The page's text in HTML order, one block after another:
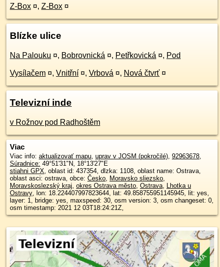
Z-Box ¤, Z-Box ¤
Blízke ulice
Na Palouku ¤, Bobrovnická ¤, Petřkovická ¤, Pod
Vysílačem ¤, Vnitřní ¤, Vrbová ¤, Nová čtvrť ¤
Televizní inde
v Rožnov pod Radhoštěm
Viac
Viac info: aktualizovať mapu, uprav v JOSM (pokročilé), 92963678,
Súradnice: 49°51'31"N, 18°13'27"E
stiahni GPX, oblast id: 437354, dlzka: 1108, oblast name: Ostrava,
oblast asci: ostrava, obce: Česko, Moravsko sliezsko,
Moravskoslezský kraj, okres Ostrava město, Ostrava, Lhotka u
Ostravy, lon: 18.224407997823644, lat: 49.858755951145945, lit: yes,
layer: 1, bridge: yes, maxspeed: 30, osm version: 3, osm changeset: 0,
osm timestamp: 2021 12 03T18:24:21Z,